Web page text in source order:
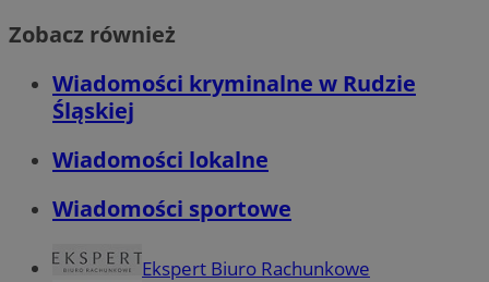
Zobacz również
Wiadomości kryminalne w Rudzie
Śląskiej
Wiadomości lokalne
Wiadomości sportowe
Ekspert Biuro Rachunkowe